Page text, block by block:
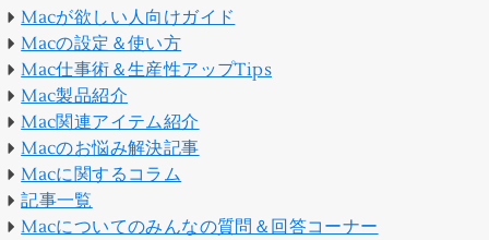
Macが欲しい人向けガイド
Macの設定＆使い方
Mac仕事術＆生産性アップTips
Mac製品紹介
Mac関連アイテム紹介
Macのお悩み解決記事
Macに関するコラム
記事一覧
Macについてのみんなの質問＆回答コーナー